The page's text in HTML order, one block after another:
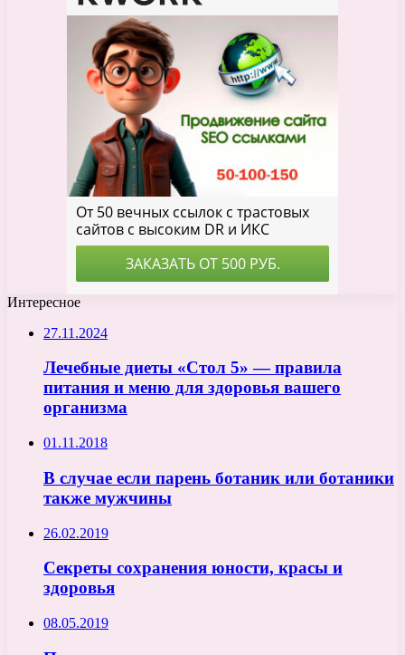
Интересное
27.11.2024
Лечебные диеты «Стол 5» — правила
питания и меню для здоровья вашего
организма
01.11.2018
В случае если парень ботаник или ботаники
также мужчины
26.02.2019
Секреты сохранения юности, красы и
здоровья
08.05.2019